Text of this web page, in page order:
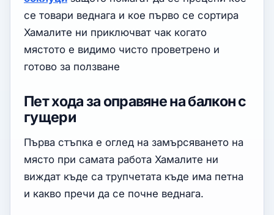
се товари веднага и кое първо се сортира
Хамалите ни приключват чак когато
мястото е видимо чисто проветрено и
готово за ползване
Пет хода за оправяне на балкон с
гущери
Първа стъпка е оглед на замърсяването на
място при самата работа Хамалите ни
виждат къде са трупчетата къде има петна
и какво пречи да се почне веднага.